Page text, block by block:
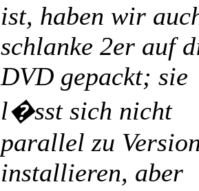
ist, haben wir
schlanke 2er auf
DVD gepackt; sie
l�sst sich nicht
parallel zu
installieren, aber